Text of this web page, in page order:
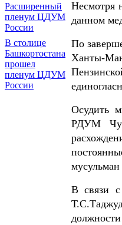
Расширенный
пленум ЦДУМ
России
В столице
Башкортостана
прошел
пленум ЦДУМ
России
Несмотря
данном
По
Ханты-
Осудить
РДУМ
В связи с